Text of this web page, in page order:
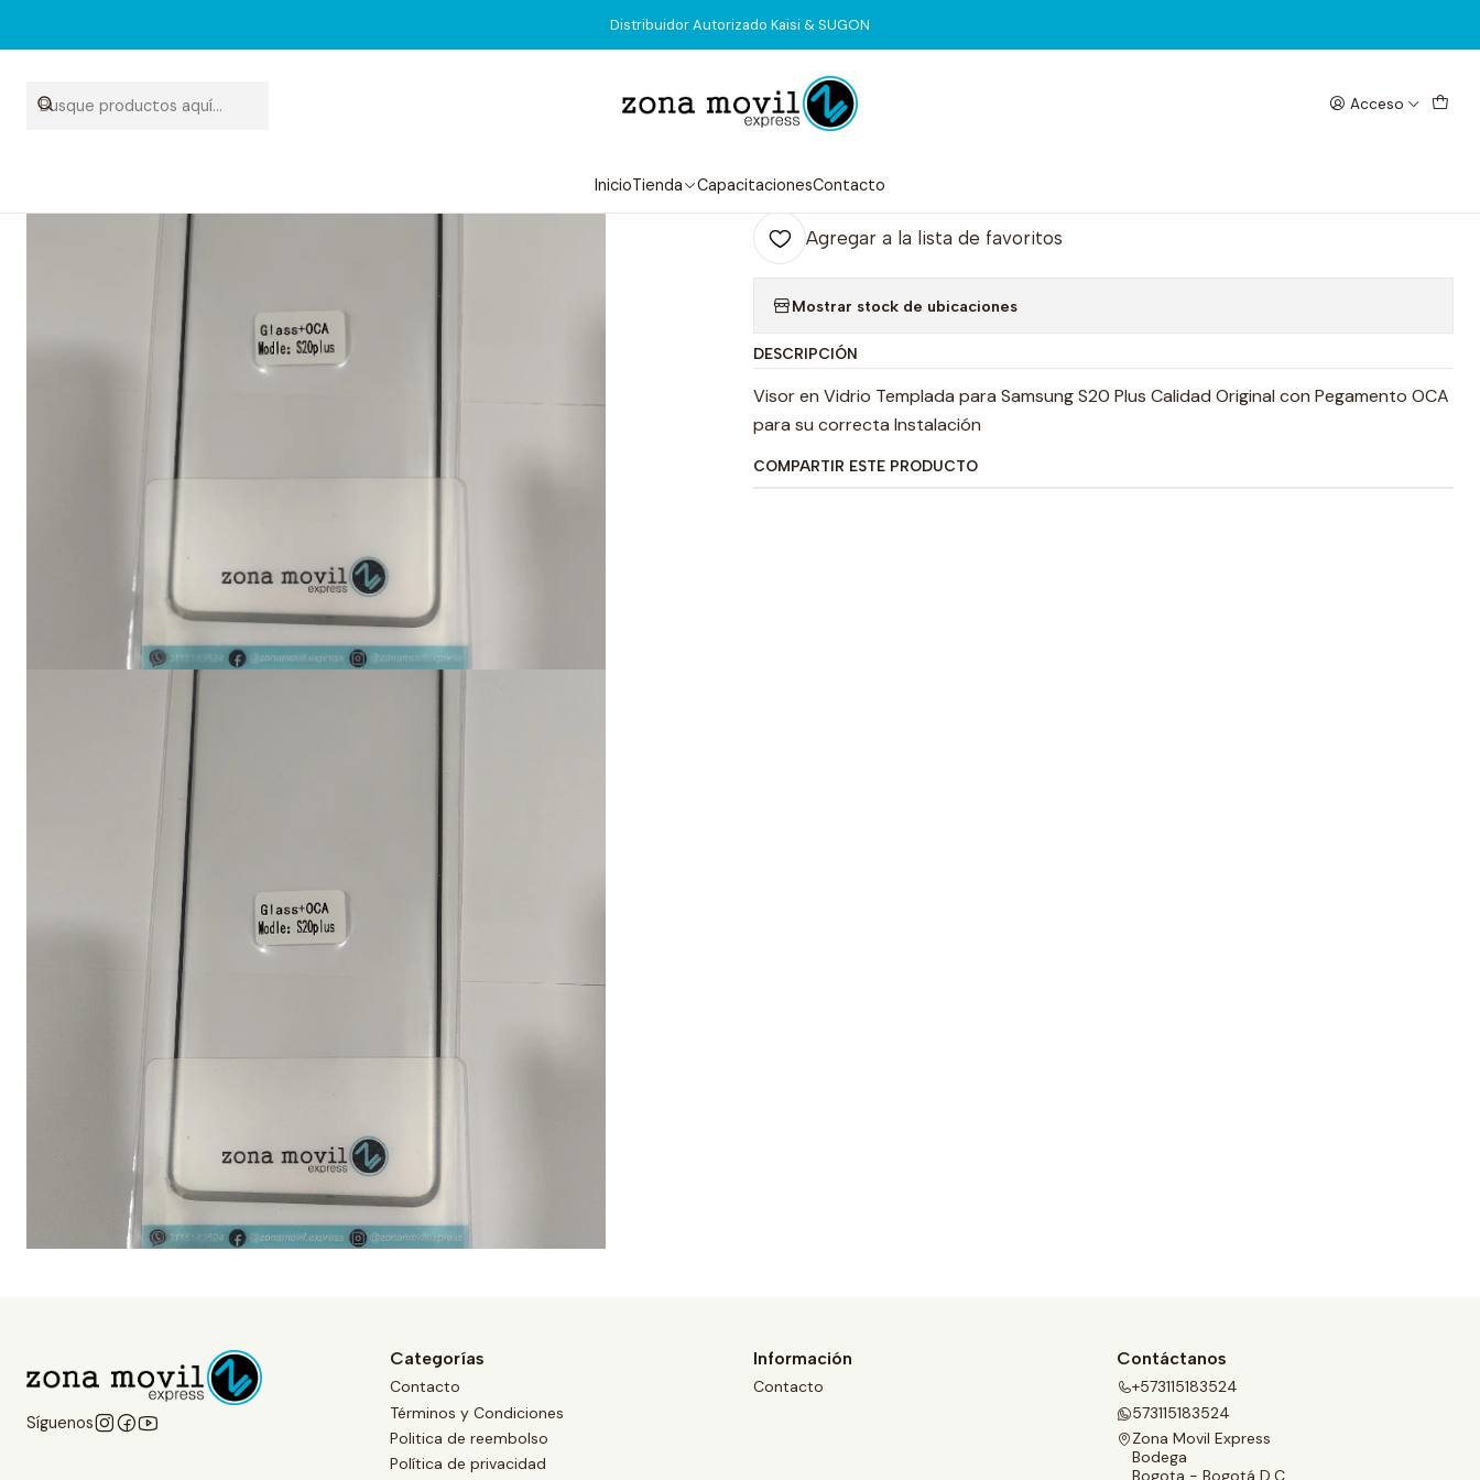
Acceso
InicioTienda CapacitacionesContacto
Distribuidor Autorizado Kaisi & SUGON
Tienda Visor & Touch Samsung S20 Plus Visor + Oca
|
Samsung S20 Plus Visor + Oca
Cantidad
Agregar a la lista de favoritos
Mostrar stock de ubicaciones
DESCRIPCIÓN
Visor en Vidrio Templada para Samsung S20 Plus Calidad Original con Pegamento OCA
para su correcta Instalación
COMPARTIR ESTE PRODUCTO
Síguenos
Categorías
Contacto
Términos y Condiciones
Politica de reembolso
Política de privacidad
Información
Contacto
Contáctanos
+573115183524
573115183524
Zona Movil Express
Bodega
Bogota - Bogotá D.C.